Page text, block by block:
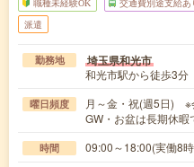
職種未経験OK 交通費別途支給あ
派遣
勤務地 埼玉県和光市
和光市駅から徒歩3分
曜日頻度
月～金・祝(週5日) ※
GW・お盆は長期休暇
時間 09:00～18:00(実働8